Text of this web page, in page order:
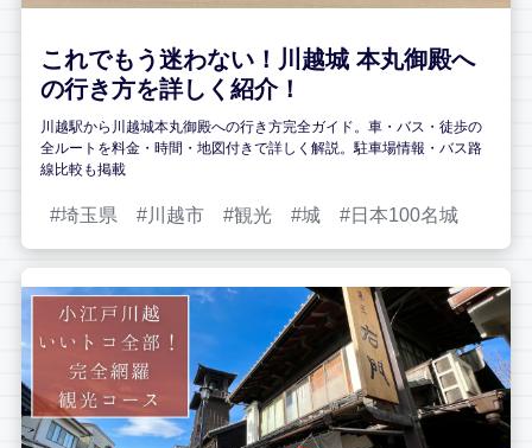
これでもう迷わない！川越城 本丸御殿へ
の行き方を詳しく紹介！
川越駅から川越城本丸御殿への行き方完全ガイド。車・バス・徒歩の
全ルートを料金・時間・地図付きで詳しく解説。駐車場情報・バス路
線比較も掲載
埼玉県 川越市 観光 城 日本100名城